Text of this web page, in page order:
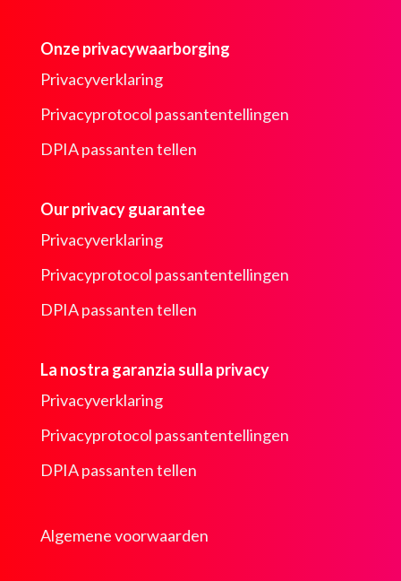
Onze privacywaarborging
Privacyverklaring
Privacyprotocol passantentellingen
DPIA passanten tellen
Our privacy guarantee
Privacyverklaring
Privacyprotocol passantentellingen
DPIA passanten tellen
La nostra garanzia sulla privacy
Privacyverklaring
Privacyprotocol passantentellingen
DPIA passanten tellen
Algemene voorwaarden